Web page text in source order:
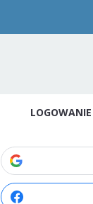
LOGOWANIE